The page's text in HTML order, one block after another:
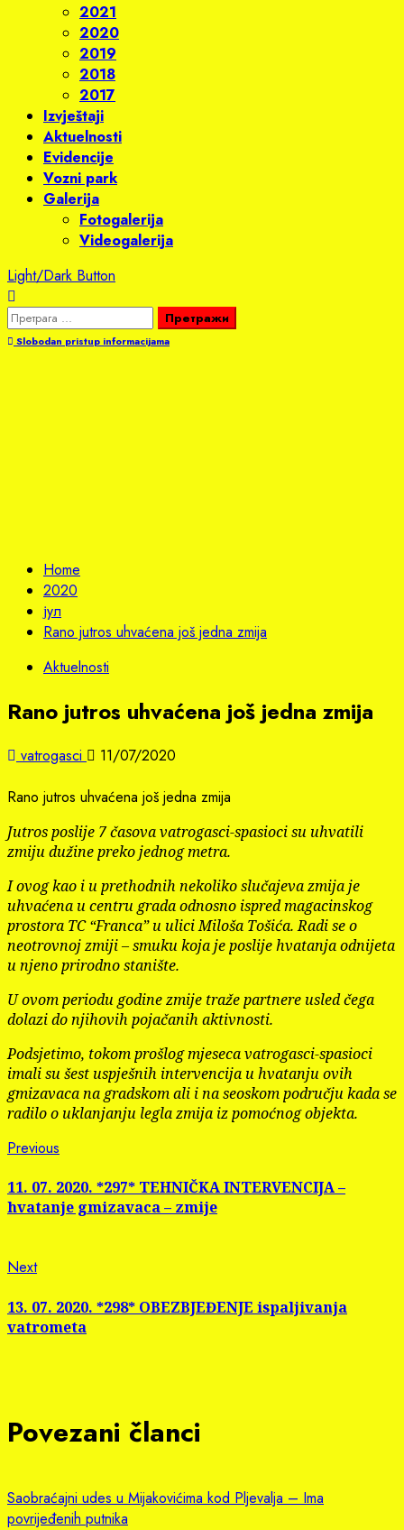
2021
2020
2019
2018
2017
Izvještaji
Aktuelnosti
Evidencije
Vozni park
Galerija
Fotogalerija
Videogalerija
Light/Dark Button
Претрага
за:Slobodan pristup informacijama
Home
2020
јул
Rano jutros uhvaćena još jedna zmija
Aktuelnosti
Rano jutros uhvaćena još jedna zmija
vatrogasci
11/07/2020
Rano jutros uhvaćena još jedna zmija
Jutros poslije 7 časova vatrogasci-spasioci su uhvatili
zmiju dužine preko jednog metra.
I ovog kao i u prethodnih nekoliko slučajeva zmija je
uhvaćena u centru grada odnosno ispred magacinskog
prostora TC “Franca” u ulici Miloša Tošića. Radi se o
neotrovnoj zmiji – smuku koja je poslije hvatanja odnijeta
u njeno prirodno stanište.
U ovom periodu godine zmije traže partnere usled čega
dolazi do njihovih pojačanih aktivnosti.
Podsjetimo, tokom prošlog mjeseca vatrogasci-spasioci
imali su šest uspješnih intervencija u hvatanju ovih
gmizavaca na gradskom ali i na seoskom području kada se
radilo o uklanjanju legla zmija iz pomoćnog objekta.
Continue
Reading
Previous
11. 07. 2020. *297* TEHNIČKA INTERVENCIJA –
hvatanje gmizavaca – zmije
NextNext
13. 07. 2020. *298* OBEZBJEĐENJE ispaljivanja
vatrometa
Povezani članci
Saobraćajni udes u Mijakovićima kod Pljevalja – Ima
povrijeđenih putnika